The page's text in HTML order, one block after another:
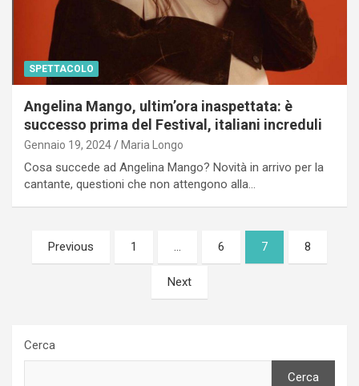
SPETTACOLO
Angelina Mango, ultim’ora inaspettata: è
successo prima del Festival, italiani increduli
Gennaio 19, 2024 Maria Longo
Cosa succede ad Angelina Mango? Novità in arrivo per la
cantante, questioni che non attengono alla…
Paginazione
degli
Previous 1 … 6 7 8
Next
Cerca
Cerca